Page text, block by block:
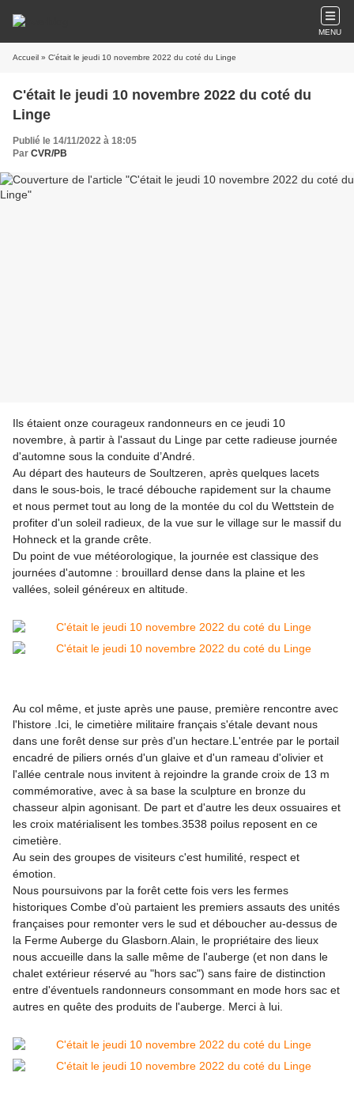
MENU
Accueil » C'était le jeudi 10 novembre 2022 du coté du Linge
C'était le jeudi 10 novembre 2022 du coté du
Linge
Publié le 14/11/2022 à 18:05
Par CVR/PB
Ils étaient onze courageux randonneurs en ce jeudi 10
novembre, à partir à l'assaut du Linge par cette radieuse journée
d'automne sous la conduite d’André.
Au départ des hauteurs de Soultzeren, après quelques lacets
dans le sous-bois, le tracé débouche rapidement sur la chaume
et nous permet tout au long de la montée du col du Wettstein de
profiter d'un soleil radieux, de la vue sur le village sur le massif du
Hohneck et la grande crête.
Du point de vue météorologique, la journée est classique des
journées d'automne : brouillard dense dans la plaine et les
vallées, soleil généreux en altitude.
Au col même, et juste après une pause, première rencontre avec
l'histore .Ici, le cimetière militaire français s'étale devant nous
dans une forêt dense sur près d'un hectare. L'entrée par le portail
encadré de piliers ornés d'un glaive et d'un rameau d'olivier et
l'allée centrale nous invitent à rejoindre la grande croix de 13 m
commémorative, avec à sa base la sculpture en bronze du
chasseur alpin agonisant. De part et d'autre les deux ossuaires et
les croix matérialisent les tombes. 3538 poilus reposent en ce
cimetière.
Au sein des groupes de visiteurs c'est humilité, respect et
émotion.
Nous poursuivons par la forêt cette fois vers les fermes
historiques Combe d'où partaient les premiers assauts des unités
françaises pour remonter vers le sud et déboucher au-dessus de
la Ferme Auberge du Glasborn. Alain, le propriétaire des lieux
nous accueille dans la salle même de l'auberge (et non dans le
chalet extérieur réservé au "hors sac") sans faire de distinction
entre d'éventuels randonneurs consommant en mode hors sac et
autres en quête des produits de l'auberge. Merci à lui.